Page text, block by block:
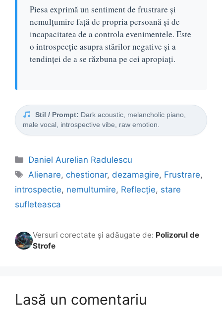
Piesa exprimă un sentiment de frustrare și
nemulțumire față de propria persoană și de
incapacitatea de a controla evenimentele. Este
o introspecție asupra stărilor negative și a
tendinței de a se răzbuna pe cei apropiați.
Stil / Prompt: Dark acoustic, melancholic piano,
male vocal, introspective vibe, raw emotion.
Categorii
Daniel Aurelian Radulescu
Etichete
Alienare, chestionar, dezamagire, Frustrare,
introspectie, nemultumire, Reflecție, stare
sufleteasca
Versuri corectate și adăugate de: Polizorul de
Strofe
Lasă un comentariu